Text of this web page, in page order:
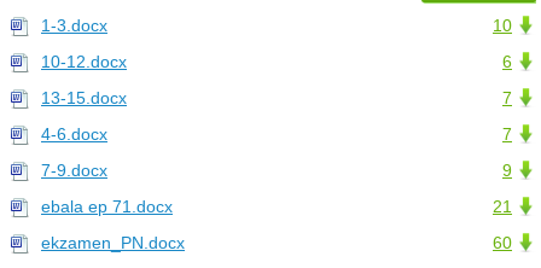
10
1-3.docx
6
10-12.docx
7
13-15.docx
7
4-6.docx
9
7-9.docx
21
ebala ер 71.docx
60
ekzamen_PN.docx